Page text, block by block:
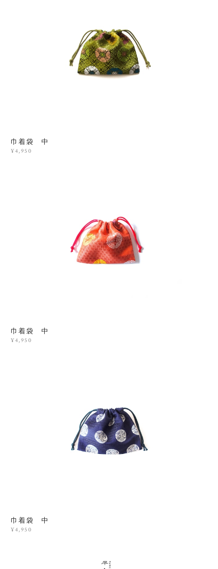
巾着袋 中
¥4,950
巾着袋 中
¥4,950
巾着袋 中
¥4,950